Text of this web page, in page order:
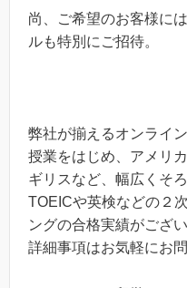
尚、ご希望のお客様に
ルも特別にご招待。
弊社が揃えるオンライ
授業をはじめ、アメリ
ギリスなど、幅広くそ
TOEICや英検などの２
ングの合格実績がござ
詳細事項はお気軽にお